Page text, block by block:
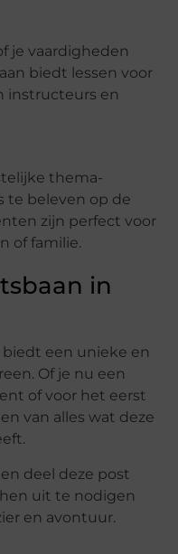
je vaardigheden
biedt lessen voor
instructeurs en
thema-
te beleven op de
zijn perfect voor
of familie.
in
een unieke en
Of je nu een
of voor het eerst
van alles wat deze
deel deze post
uit te nodigen
en avontuur.